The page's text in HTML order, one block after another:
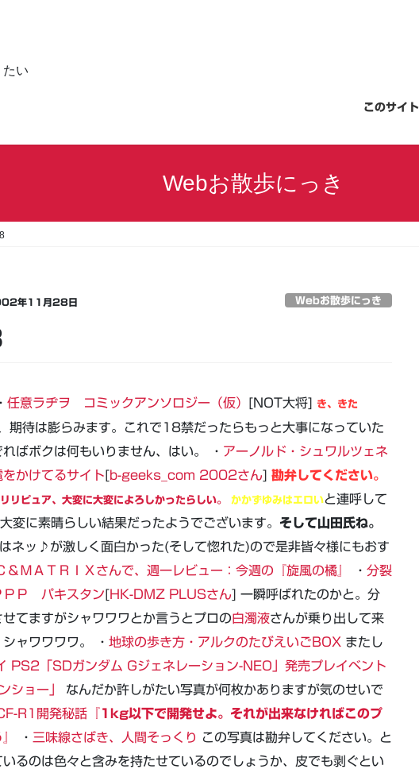
たい
このサイト
Webお散歩にっき
年11月28日 Webお散歩にっき
任意ラヂヲ コミックアンソロジー（仮） [NOT大将] き、きた
期待は膨らみます。これで18禁だったらもっと大事になっていた
ばボクは何もいりません、はい。 ・ アーノルド・シュワルツェネ
かけてるサイト [b-geeks_com 2002さん] 勘弁してください。
リピュア、大変に大変によろしかったらしい。 かかずゆみはエロいと連呼して
変に素晴らしい結果だったようでございます。 そして山田氏ね。
ネッ♪が激しく面白かった(そして惚れた)ので是非皆々様にもおす
＆ＭＡＴＲＩＸさんで、週一レビュー：今週の『旋風の橘』 ・ 分裂
ＰＰ パキスタン [HK-DMZ PLUSさん] 一瞬呼ばれたのかと。分
てますがシャワワワとか言うとプロの白濁液さんが乗り出して来
ャワワワワ。 ・ 地球の歩き方・アルクのたびえいごBOX またし
PS2「SDガンダム Gジェネレーション-NEO」発売プレイベント
ショー」
なんだか許しがたい写真が何枚かありますが気のせいで
R1開発秘話 『1kg以下で開発せよ。それが出来なければこのプ
・ 三味線さばき、人間そっくり
この写真は勘弁してください。と
るのは色々と含みを持たせているのでしょうか、皮でも剥ぐとい